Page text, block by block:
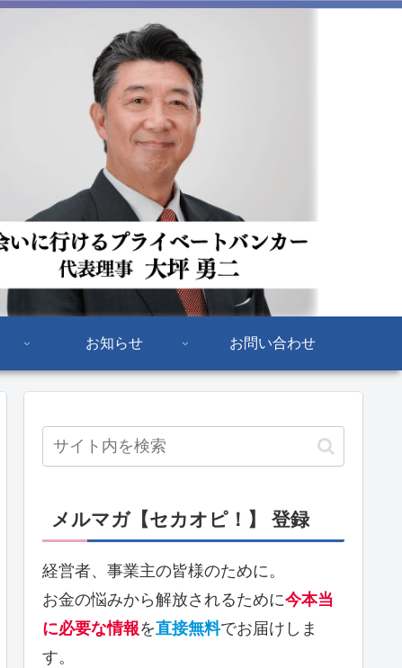
お知らせ お問い合わせ
メルマガ【セカオピ！】 登録
経営者、事業主の皆様のために。
お金の悩みから解放されるために今本当
に必要な情報を直接無料でお届けしま
す。